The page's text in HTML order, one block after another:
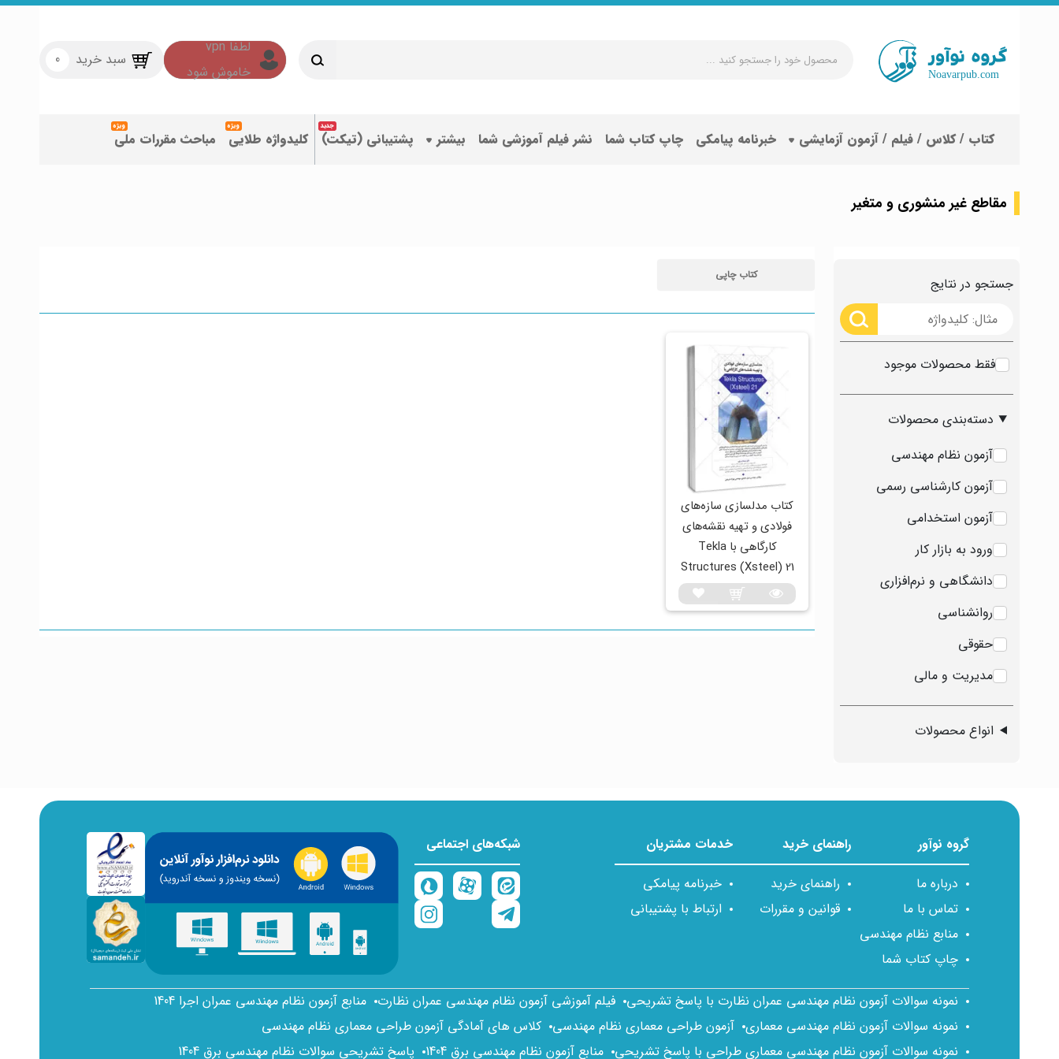
جستجو
کنید
سبد خرید 0
کتاب / کلاس / فیلم / آزمون آزمایشی خبرنامه پیامکی چاپ کتاب شما نشر فیلم آموزشی شما بیشتر پشتیبانی (تیکت) کلیدواژه طلایی مباحث مقررات ملی
مقاطع غیر منشوری و متغیر
جستجو در نتایج
فقط محصولات موجود
دسته‌بندی محصولات
آزمون نظام مهندسی
آزمون کارشناسی رسمی
آزمون استخدامی
ورود به بازار کار
دانشگاهی و نرم‌افزاری
روانشناسی
حقوقی
مدیریت و مالی
انواع محصولات
کتاب چاپی
کتاب مدلسازی سازه‌های
فولادی و تهیه نقشه‌های
کارگاهی با Tekla
Structures (Xsteel) 21
گروه نوآور
درباره ما
تماس با ما
منابع نظام مهندسی
چاپ کتاب شما
راهنمای خرید
راهنمای خرید
قوانین و مقررات
خدمات مشتریان
خبرنامه پیامکی
ارتباط با پشتیبانی
شبکه‌های اجتماعی
نمونه سوالات آزمون نظام مهندسی عمران نظارت با پاسخ تشریحی فیلم آموزشی آزمون نظام مهندسی عمران نظارت منابع آزمون نظام مهندسی عمران اجرا 1404
نمونه سوالات آزمون نظام مهندسی معماری آزمون طراحی معماری نظام مهندسی کلاس های آمادگی آزمون طراحی معماری نظام مهندسی
نمونه سوالات آزمون نظام مهندسی معماری طراحی با پاسخ تشریحی منابع آزمون نظام مهندسی برق 1404 پاسخ تشریحی سوالات نظام مهندسی برق 1404